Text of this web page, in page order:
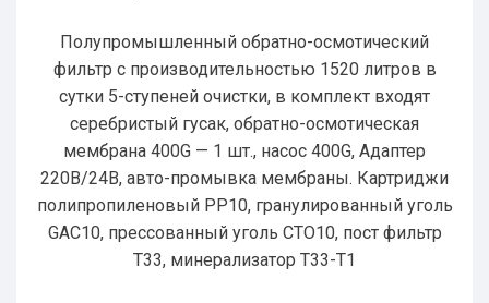
Полупромышленный обратно-осмотический
фильтр с производительностью 1520 литров в
сутки 5-ступеней очистки, в комплект входят
серебристый гусак, обратно-осмотическая
мембрана 400G — 1 шт., насос 400G, Адаптер
220В/24В, авто-промывка мембраны. Картриджи
полипропиленовый РР10, гранулированный уголь
GAC10, прессованный уголь CTO10, пост фильтр
T33, минерализатор Т33-Т1